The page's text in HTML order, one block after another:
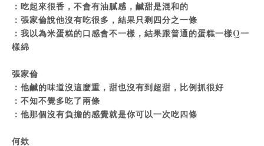
：吃起來很香，不會有油膩感，鹹甜是混和的
：張家倫說他沒有吃很多，結果只剩四分之一條
：我以為米蛋糕的口感會不一樣，結果跟普通的蛋糕一樣Q一
樣綿
張家倫
：他鹹的味道沒這麼重，甜也沒有到超甜，比例抓很好
：不知不覺多吃了兩條
：他那個沒有負擔的感覺就是你可以一次吃四條
何欸